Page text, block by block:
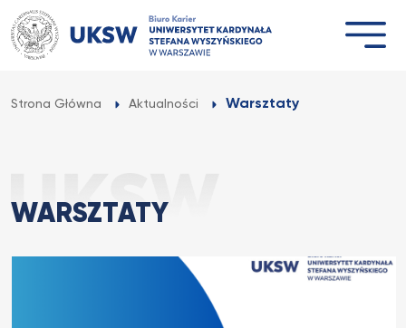
Przejdź
do
treści
Strona Główna Aktualności Warsztaty
WARSZTATY